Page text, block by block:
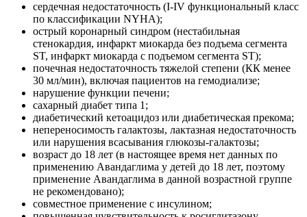
сердечная недостаточность (I-IV функциональный класс
по классификации NYHA);
острый коронарный синдром (нестабильная
стенокардия, инфаркт миокарда без подъема сегмента
ST, инфаркт миокарда с подъемом сегмента ST);
почечная недостаточность тяжелой степени (КК менее
30 мл/мин), включая пациентов на гемодиализе;
нарушение функции печени;
сахарный диабет типа 1;
диабетический кетоацидоз или диабетическая прекома;
непереносимость галактозы, лактазная недостаточность
или нарушения всасывания глюкозы-галактозы;
возраст до 18 лет (в настоящее время нет данных по
применению Авандаглима у детей до 18 лет, поэтому
применение Авандаглима в данной возрастной группе
не рекомендовано);
совместное применение с инсулином;